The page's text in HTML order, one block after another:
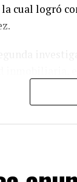
cual logró
menor del
Clan Zayún y
hermanos,
fiscales que